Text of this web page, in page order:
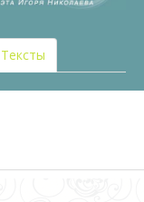
Тексты